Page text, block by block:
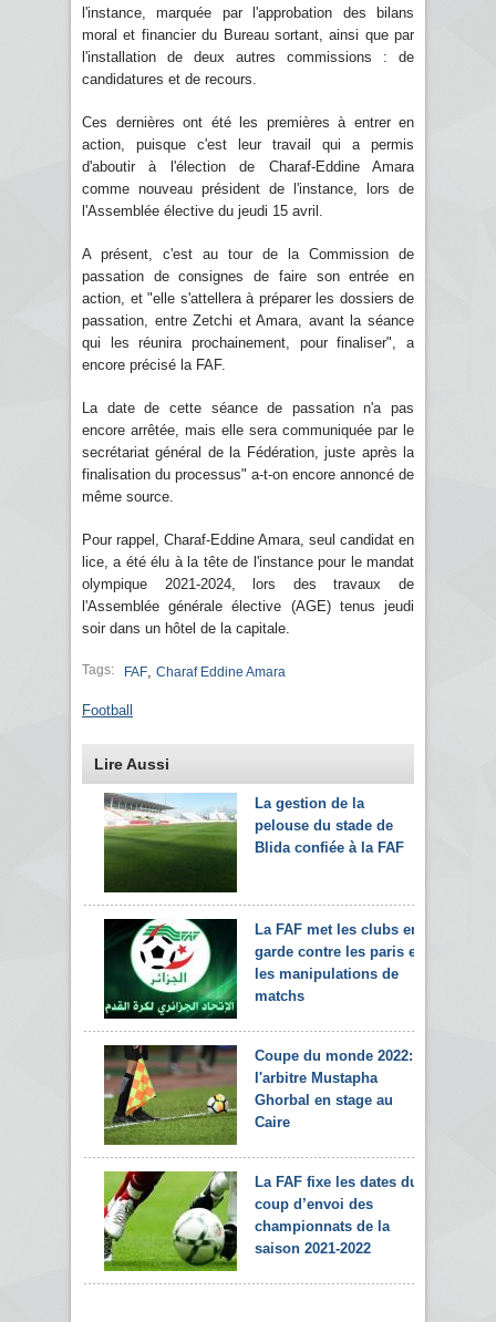
l'instance, marquée par l'approbation des bilans
moral et financier du Bureau sortant, ainsi que par
l'installation de deux autres commissions : de
candidatures et de recours.
Ces dernières ont été les premières à entrer en
action, puisque c'est leur travail qui a permis
d'aboutir à l'élection de Charaf-Eddine Amara
comme nouveau président de l'instance, lors de
l'Assemblée élective du jeudi 15 avril.
A présent, c'est au tour de la Commission de
passation de consignes de faire son entrée en
action, et "elle s'attellera à préparer les dossiers de
passation, entre Zetchi et Amara, avant la séance
qui les réunira prochainement, pour finaliser", a
encore précisé la FAF.
La date de cette séance de passation n'a pas
encore arrêtée, mais elle sera communiquée par le
secrétariat général de la Fédération, juste après la
finalisation du processus" a-t-on encore annoncé de
même source.
Pour rappel, Charaf-Eddine Amara, seul candidat en
lice, a été élu à la tête de l'instance pour le mandat
olympique 2021-2024, lors des travaux de
l'Assemblée générale élective (AGE) tenus jeudi
soir dans un hôtel de la capitale.
Tags: FAF Charaf Eddine Amara
Football
Lire Aussi
La gestion de la
pelouse du stade de
Blida confiée à la FAF
La FAF met les clubs en
garde contre les paris et
les manipulations de
matchs
Coupe du monde 2022:
l'arbitre Mustapha
Ghorbal en stage au
Caire
La FAF fixe les dates du
coup d’envoi des
championnats de la
saison 2021-2022